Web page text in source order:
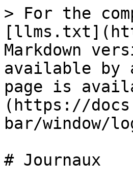
> For the
Markdown
available by
page is
(https://
bar/window/
# Journaux